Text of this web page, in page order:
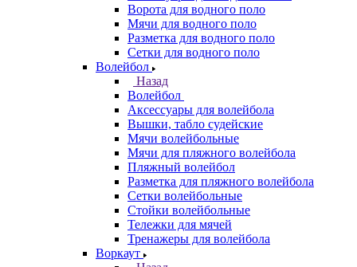
Ворота для водного поло
Мячи для водного поло
Разметка для водного поло
Сетки для водного поло
Волейбол
Назад
Волейбол
Аксессуары для волейбола
Вышки, табло судейские
Мячи волейбольные
Мячи для пляжного волейбола
Пляжный волейбол
Разметка для пляжного волейбола
Сетки волейбольные
Стойки волейбольные
Тележки для мячей
Тренажеры для волейбола
Воркаут